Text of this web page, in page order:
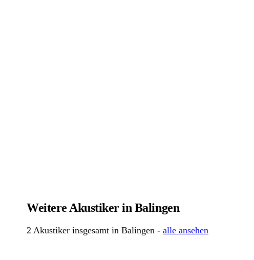
Weitere Akustiker in Balingen
2 Akustiker insgesamt in Balingen - alle ansehen